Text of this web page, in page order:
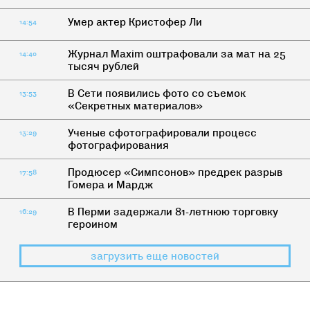
14:54 Умер актер Кристофер Ли
14:40
Журнал Maxim оштрафовали за мат на 25
тысяч рублей
13:53
В Сети появились фото со съемок
«Секретных материалов»
13:29
Ученые сфотографировали процесс
фотографирования
17:58
Продюсер «Симпсонов» предрек разрыв
Гомера и Мардж
16:29
В Перми задержали 81-летнюю торговку
героином
загрузить еще новостей